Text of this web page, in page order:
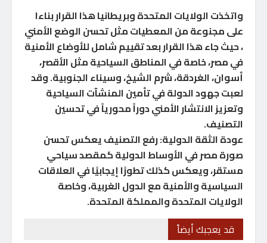
واتخذت الولايات المتحدة وبريطانيا هذا القرار بناءا
على مجنوعة من المعطيات مثل تحسن الوضع الأمني
، حيث جاء هذا القرار بعد تقييم شامل للأوضاع الأمنية
في مصر، خاصة في المناطق السياحية مثل الأقصر،
أسوان، الغردقة، شرم الشيخ، وسيناء الجنوبية. وقد
لعبت جهود الدولة في تأمين المنشآت السياحية
وتعزيز الانتشار الأمني دوراً محورياً في تحسين
التصنيف.
عودة الثقة الدولية: رفع التصنيف يعكس تحسن
صورة مصر في الأوساط الدولية كمقصد سياحي
مستقر، ويعكس كذلك تطورًا إيجابيًا في العلاقات
السياسية والأمنية مع الدول الغربية، وخاصة
الولايات المتحدة والمملكة المتحدة.
قد يعجبك أيضاً